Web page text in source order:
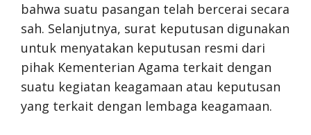
bahwa suatu pasangan telah bercerai secara
sah. Selanjutnya, surat keputusan digunakan
untuk menyatakan keputusan resmi dari
pihak Kementerian Agama terkait dengan
suatu kegiatan keagamaan atau keputusan
yang terkait dengan lembaga keagamaan.